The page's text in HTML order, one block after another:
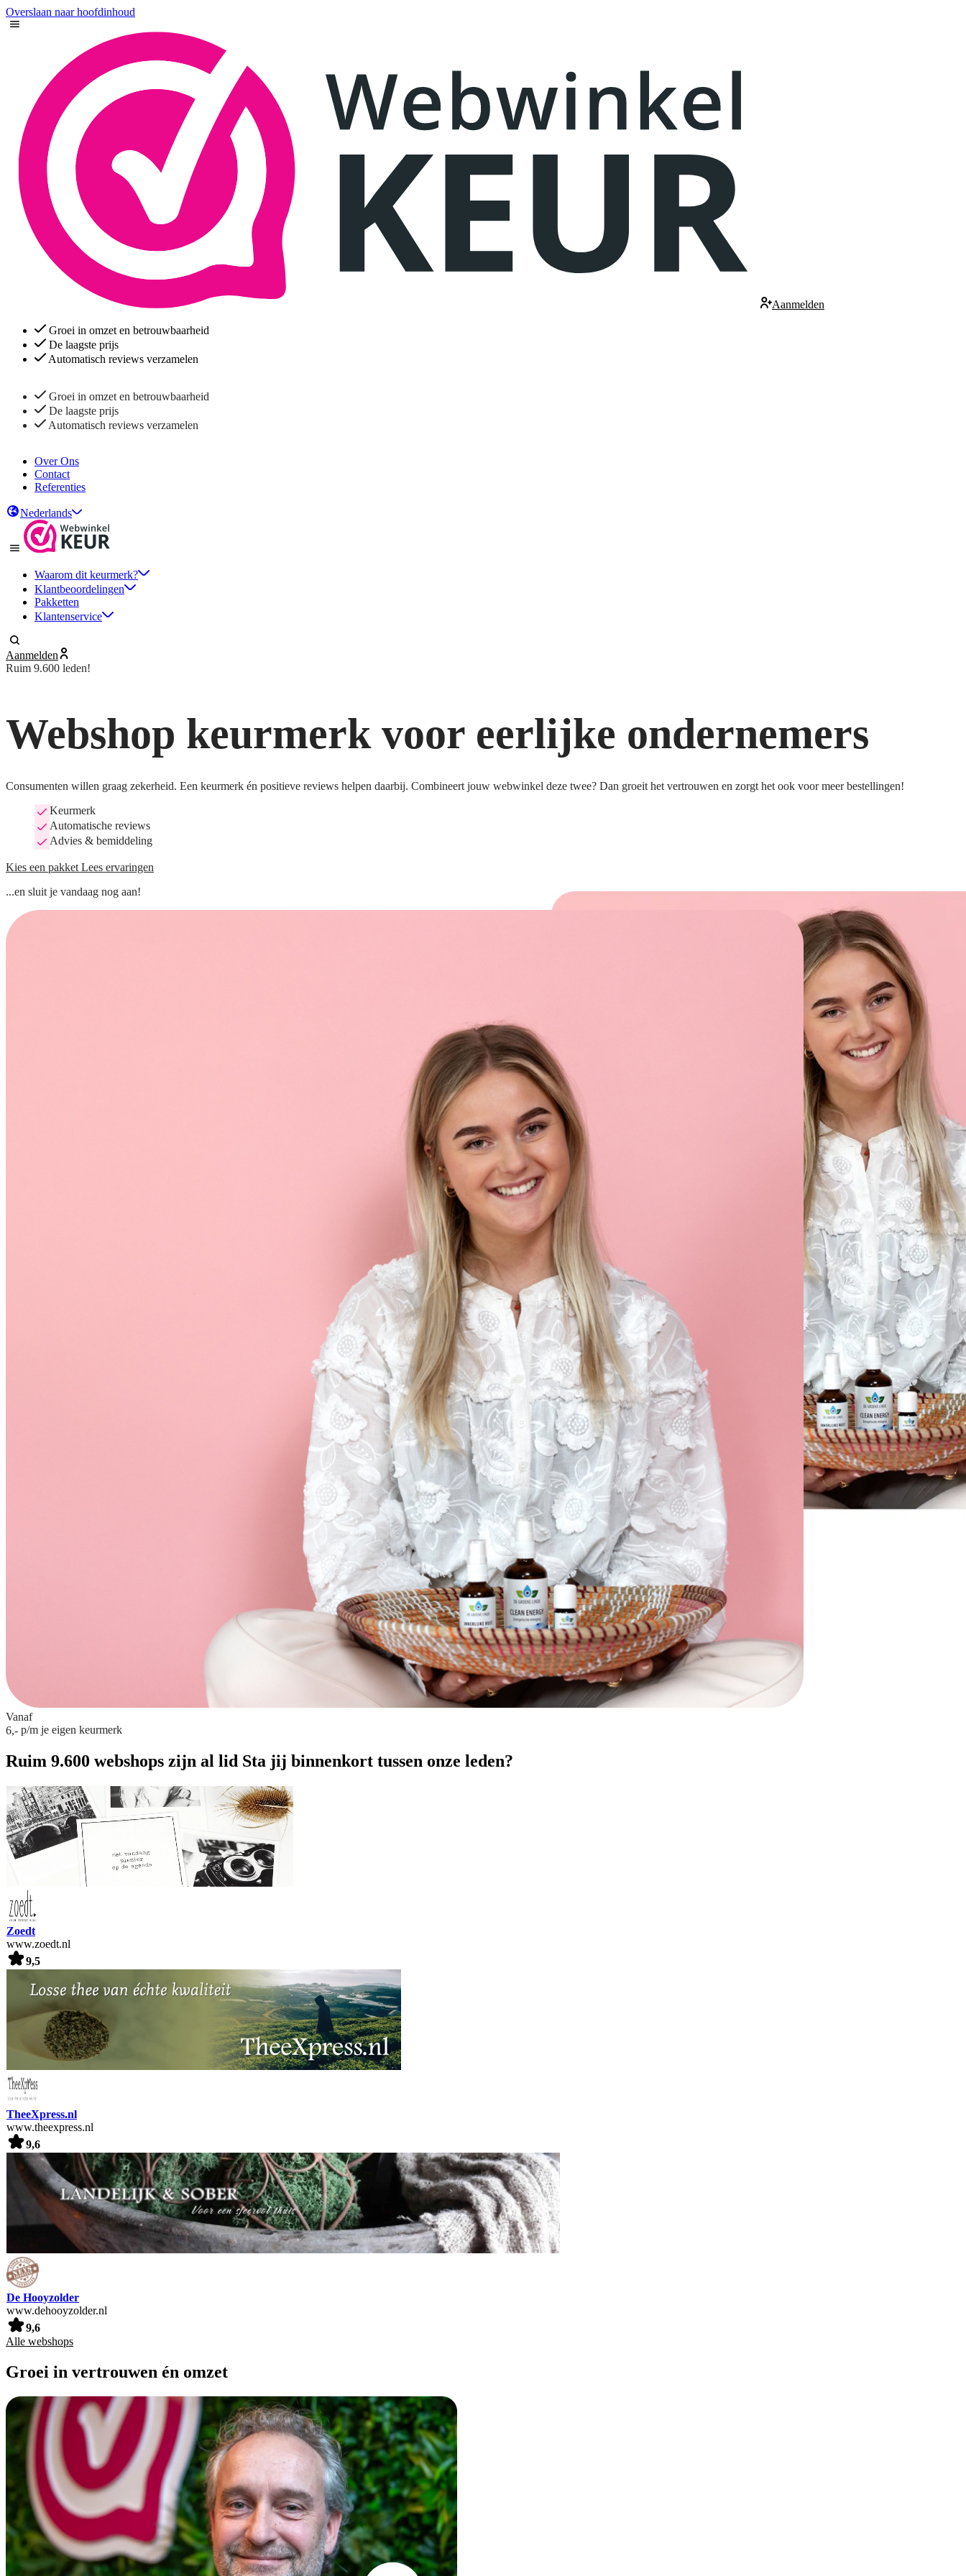
Overslaan naar hoofdinhoud
Aanmelden
Groei in omzet en betrouwbaarheid
De laagste prijs
Automatisch reviews verzamelen
Groei in omzet en betrouwbaarheid
De laagste prijs
Automatisch reviews verzamelen
Over Ons
Contact
Referenties
Nederlands
Waarom dit keurmerk?
Klantbeoordelingen
Pakketten
Klantenservice
Aanmelden
Ruim 9.600 leden!
Webshop keurmerk voor eerlijke ondernemers
Consumenten willen graag zekerheid. Een keurmerk én positieve reviews helpen daarbij. Combineert jouw webwinkel deze twee? Dan groeit het vertrouwen en zorgt het ook voor meer bestellingen!
Keurmerk
Automatische reviews
Advies & bemiddeling
Kies een pakket Lees ervaringen
...en sluit je vandaag nog aan!
Vanaf
6,- p/m je eigen keurmerk
Ruim 9.600 webshops zijn al lid Sta jij binnenkort tussen onze leden?
Zoedt
www.zoedt.nl
9,5
TheeXpress.nl
www.theexpress.nl
9,6
De Hooyzolder
www.dehooyzolder.nl
9,6
Alle webshops
Groei in vertrouwen én omzet